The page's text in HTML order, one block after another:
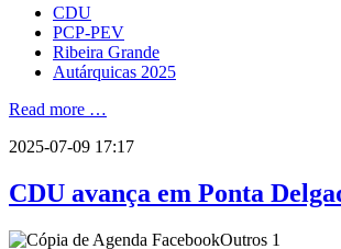
CDU
PCP-PEV
Ribeira Grande
Autárquicas 2025
Read more …
2025-07-09 17:17
CDU avança em Ponta